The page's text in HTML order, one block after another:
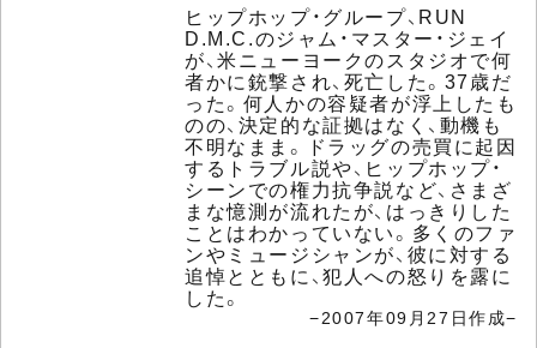
ヒップホップ・グループ、RUN
D.M.C.のジャム・マスター・ジェイ
が、米ニューヨークのスタジオで何
者かに銃撃され、死亡した。37歳だ
った。何人かの容疑者が浮上したも
のの、決定的な証拠はなく、動機も
不明なまま。ドラッグの売買に起因
するトラブル説や、ヒップホップ・
シーンでの権力抗争説など、さまざ
まな憶測が流れたが、はっきりした
ことはわかっていない。多くのファ
ンやミュージシャンが、彼に対する
追悼とともに、犯人への怒りを露に
した。
−2007年09月27日作成−